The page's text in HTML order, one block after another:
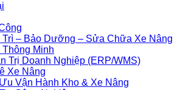
Trì – Bảo Dưỡng – Sửa Chữa Xe Nâng
Minh
Trị Doanh Nghiệp (ERP/WMS)
Xe Nâng
Vận Hành Kho & Xe Nâng